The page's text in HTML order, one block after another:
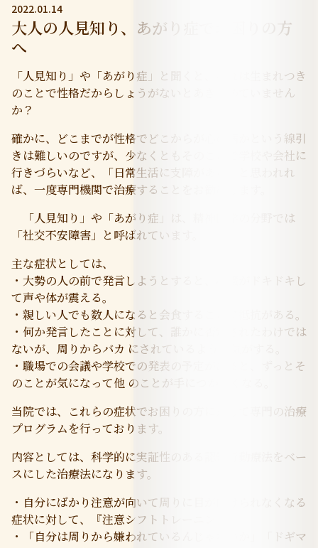
2022.01.14
大人の人見知り、あがり症でお困りの方
へ
「人見知り」や「あがり症」と聞くと、それは生まれつき
のことで性格だからしょうがないとあきらめていません
か？
確かに、どこまでが性格でどこからが心の病かという線引
きは難しいのですが、少なくともそのことで学校や会社に
行きづらいなど、「日常生活に支障がある」と思われれ
ば、一度専門機関で治療することをお勧めします。
「人見知り」や「あがり症」は、精神医学の分野では
「社交不安障害」と呼ばれています。
主な症状としては、
・大勢の人の前で発言しようとすると、心臓がドキドキし
て声や体が震える。
・親しい人でも数人になると会食することに抵抗がある。
・何か発言したことに対して、誰かに否定されたわけでは
ないが、周りからバカ にされているような気がする。
・職場での会議や学校での発表の予定があると、ずっとそ
のことが気になって他 のことが手につかなくなる。
当院では、これらの症状でお困りの方に対して専門の治療
プログラムを行っております。
内容としては、科学的に実証性のある認知行動療法をベー
スにした治療法になります。
・自分にばかり注意が向いて周りに目が向けられなくなる
症状に対して、『注意シフトトレーニング』
・「自分は周りから嫌われているんじゃないか」「ドギマ